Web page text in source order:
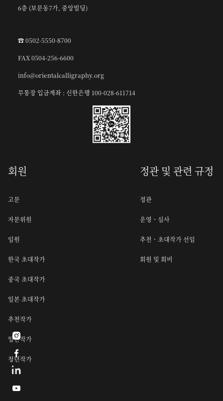
6층 (보문동7가, 중앙빌딩)
☎︎ 0502-5550-8700
FAX 0504-256-6600
info@orientalcalligraphy.org
무통장 입금계좌 : 신한은행 100-028-611714
회원
고문
자문위원
임원
한국 초대작가
중국 초대작가
일본 초대작가
추천작가
일반작가
청년작가
정관 및 관련 규정
정관
운영ㆍ심사
추천ㆍ초대작가 선임
회원 및 회비


